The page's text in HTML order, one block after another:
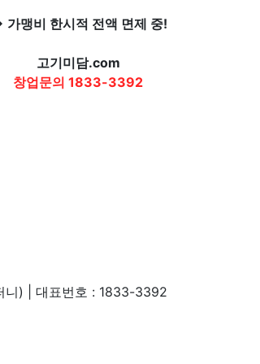
가맹비 한시적 전액 면제 중!
고기미담.com
창업문의 1833-3392
니) | 대표번호 : 1833-3392